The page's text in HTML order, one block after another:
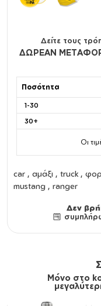
Δείτε τους
ΔΩΡΕΑΝ
Ποσότητα
1-30
30+
Οι
car , αμάξι , truck ,
mustang , ranger
Δεν
Μόνο στο